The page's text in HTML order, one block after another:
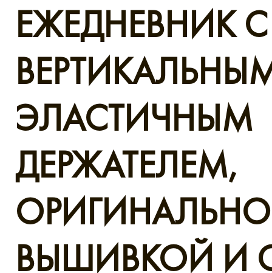
ЕЖЕДНЕВНИК С
ЭЛАСТИЧНЫМ
ДЕРЖАТЕЛЕМ,
ВЫШИВКОЙ И